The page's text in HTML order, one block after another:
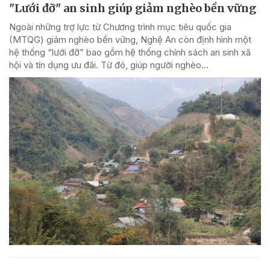
"Lưới đỡ" an sinh giúp giảm nghèo bền vững
Ngoài những trợ lực từ Chương trình mục tiêu quốc gia
(MTQG) giảm nghèo bền vững, Nghệ An còn định hình một
hệ thống “lưới đỡ” bao gồm hệ thống chính sách an sinh xã
hội và tín dụng ưu đãi. Từ đó, giúp người nghèo...